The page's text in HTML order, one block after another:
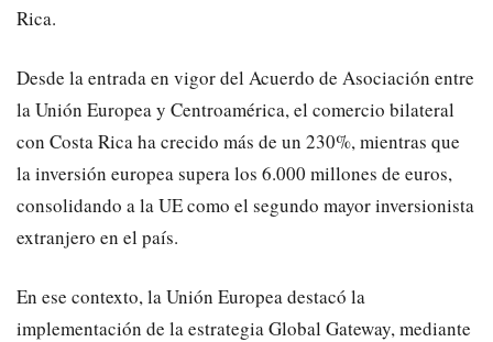
Rica.
Desde la entrada en vigor del Acuerdo de Asociación entre
la Unión Europea y Centroamérica, el comercio bilateral
con Costa Rica ha crecido más de un 230%, mientras que
la inversión europea supera los 6.000 millones de euros,
consolidando a la UE como el segundo mayor inversionista
extranjero en el país.
En ese contexto, la Unión Europea destacó la
implementación de la estrategia Global Gateway, mediante